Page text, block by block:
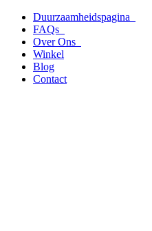
naar
inhoud
Duurzaamheidspagina
FAQs
Over Ons
Winkel
Blog
Contact